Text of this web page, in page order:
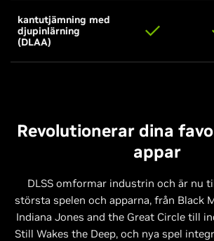
kantutjämning med
djupinlärning
(DLAA)
Revolutionerar dina
appar
DLSS omformar industrin och är nu
största spelen och apparna, från Black
Indiana Jones and the Great Circle till
Still Wakes the Deep, och nya spel